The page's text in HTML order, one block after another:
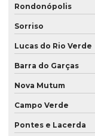
Serviço de
Serviço de
Serviço de
Serviço de
Rondonópolis
Sorriso
Lucas do Rio Verde
Barra do Garças
Nova Mutum
Campo Verde
Pontes e Lacerda